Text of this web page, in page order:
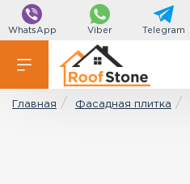
WhatsApp Viber Telegram
Главная Фасадная плитка